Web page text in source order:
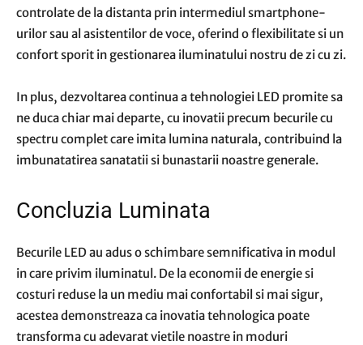
controlate de la distanta prin intermediul smartphone-
urilor sau al asistentilor de voce, oferind o flexibilitate si un
confort sporit in gestionarea iluminatului nostru de zi cu zi.
In plus, dezvoltarea continua a tehnologiei LED promite sa
ne duca chiar mai departe, cu inovatii precum becurile cu
spectru complet care imita lumina naturala, contribuind la
imbunatatirea sanatatii si bunastarii noastre generale.
Concluzia Luminata
Becurile LED au adus o schimbare semnificativa in modul
in care privim iluminatul. De la economii de energie si
costuri reduse la un mediu mai confortabil si mai sigur,
acestea demonstreaza ca inovatia tehnologica poate
transforma cu adevarat vietile noastre in moduri